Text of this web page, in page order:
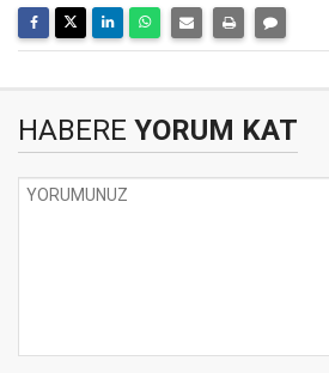
HABERE YORUM KAT